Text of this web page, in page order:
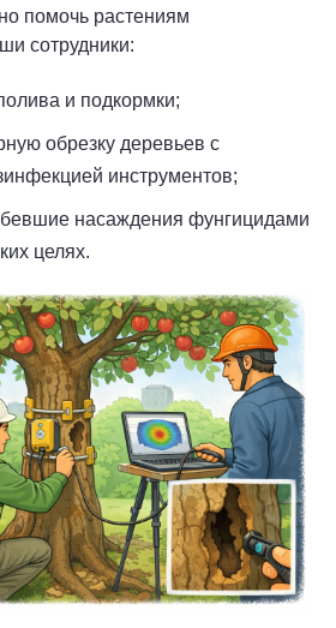
помочь растениям
сотрудники:
и подкормки;
обрезку деревьев с
инструментов;
насаждения фунгицидами
целях.